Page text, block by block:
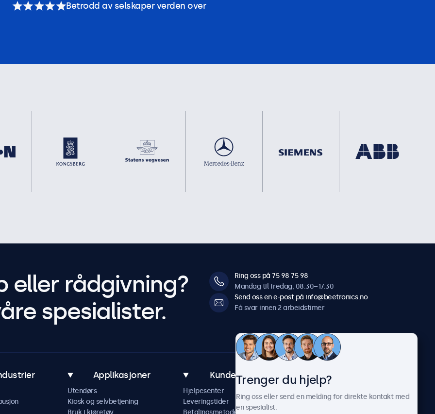
Betrodd av selskaper verden over
eller rådgivning?
spesialister.
Ring oss på 75 98 75 98
Mandag til fredag, 08:30–17:30
Send oss en e-post på info@beetronics.no
Få svar innen 2 arbeidstimer
Applikasjoner
Utendørs
Kiosk og selvbetjening
Kundeservice
Hjelpesenter
Leveringstider
Om Beetronics
Nyheter & oppdateringer
Trenger du hjelp?
Ring oss eller send en melding for direkte kontakt med
en spesialist.